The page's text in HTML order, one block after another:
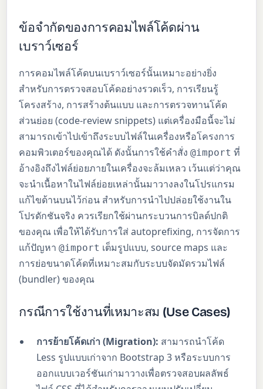
ข้อจำกัดของการคอมไพล์โค้ดผ่าน
เบราว์เซอร์
การคอมไพล์โค้ดบนเบราว์เซอร์นั้นเหมาะอย่างยิ่ง
สำหรับการตรวจสอบโค้ดอย่างรวดเร็ว, การเรียนรู้
โครงสร้าง, การสร้างต้นแบบ และการตรวจทานโค้ด
ส่วนย่อย (code-review snippets) แต่เครื่องมือนี้จะไม่
สามารถเข้าไปเข้าถึงระบบไฟล์ในเครื่องหรือโครงการ
คอมพิวเตอร์ของคุณได้ ดังนั้นการใช้คำสั่ง@import ที่
อ้างอิงถึงไฟล์ย่อยภายในเครื่องจะล้มเหลว เว้นแต่ว่าคุณ
จะนำเนื้อหาในไฟล์ย่อยเหล่านั้นมาวางลงในโปรแกรม
แก้ไขด้านบนไว้ก่อน สำหรับการนำไปปล่อยใช้งานใน
โปรดักชันจริง ควรเรียกใช้ผ่านกระบวนการบิลด์ปกติ
ของคุณ เพื่อให้ได้รับการใส่ autoprefixing, การจัดการ
แก้ปัญหา@import เต็มรูปแบบ, source maps และ
การย่อขนาดโค้ดที่เหมาะสมกับระบบจัดมัดรวมไฟล์
(bundler) ของคุณ
กรณีการใช้งานที่เหมาะสม (Use Cases)
การย้ายโค้ดเก่า (Migration): สามารถนำโค้ด
Less รูปแบบเก่าจาก Bootstrap 3 หรือระบบการ
ออกแบบเวอร์ชันเก่ามาวางเพื่อตรวจสอบผลลัพธ์